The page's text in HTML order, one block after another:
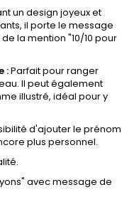
un design joyeux et
il porte le message
la mention "10/10 pour
:Parfait pour ranger
Il peut également
illustré, idéal pour y
d'ajouter le prénom
plus personnel.
avec message de